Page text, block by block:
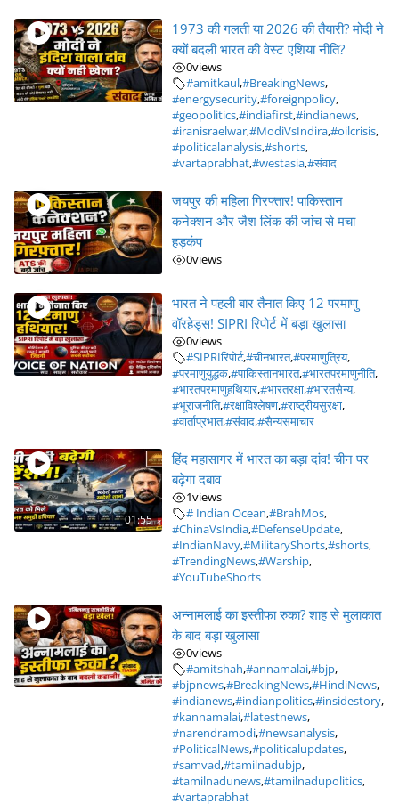
1973 की गलती या 2026 की तैयारी? मोदी ने
क्यों बदली भारत की वेस्ट एशिया नीति?
0views
#amitkaul,#BreakingNews,
#energysecurity,#foreignpolicy,
#geopolitics,#indiafirst,#indianews,
#iranisraelwar,#ModiVsIndira,#oilcrisis,
#politicalanalysis,#shorts,
#vartaprabhat,#westasia,#संवाद
जयपुर की महिला गिरफ्तार! पाकिस्तान
कनेक्शन और जैश लिंक की जांच से मचा
हड़कंप
0views
भारत ने पहली बार तैनात किए 12 परमाणु
वॉरहेड्स! SIPRI रिपोर्ट में बड़ा खुलासा
0views
#SIPRIरिपोर्ट,#चीनभारत,#परमाणुत्रिय,
#परमाणुयुद्धक,#पाकिस्तानभारत,#भारतपरमाणुनीति,
#भारतपरमाणुहथियार,#भारतरक्षा,#भारतसैन्य,
#भूराजनीति,#रक्षाविश्लेषण,#राष्ट्रीयसुरक्षा,
#वार्ताप्रभात,#संवाद,#सैन्यसमाचार
01:55
हिंद महासागर में भारत का बड़ा दांव! चीन पर
बढ़ेगा दबाव
1views
# Indian Ocean,#BrahMos,
#ChinaVsIndia,#DefenseUpdate,
#IndianNavy,#MilitaryShorts,#shorts,
#TrendingNews,#Warship,
#YouTubeShorts
अन्नामलाई का इस्तीफा रुका? शाह से मुलाकात
के बाद बड़ा खुलासा
0views
#amitshah,#annamalai,#bjp,
#bjpnews,#BreakingNews,#HindiNews,
#indianews,#indianpolitics,#insidestory,
#kannamalai,#latestnews,
#narendramodi,#newsanalysis,
#PoliticalNews,#politicalupdates,
#samvad,#tamilnadubjp,
#tamilnadunews,#tamilnadupolitics,
#vartaprabhat